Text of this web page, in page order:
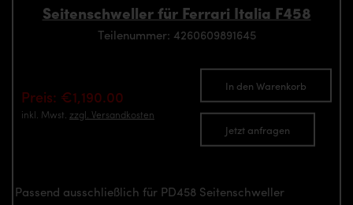
Seitenschweller für Ferrari Italia F458
Teilenummer: 4260609891645
Preis: €1,190.00
inkl. Mwst. zzgl. Versandkosten
In den Warenkorb
Jetzt anfragen
Passend ausschließlich für PD458 Seitenschweller